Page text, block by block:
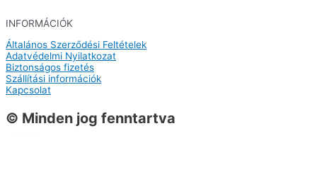
INFORMÁCIÓK
Általános Szerződési Feltételek
Adatvédelmi Nyilatkozat
Biztonságos fizetés
Szállítási információk
Kapcsolat
© Minden jog fenntartva